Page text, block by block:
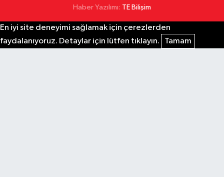
Haber Yazılımı: TE Bilişim
En iyi site deneyimi sağlamak için çerezlerden
faydalanıyoruz. Detaylar için lütfen tıklayın.
Tamam